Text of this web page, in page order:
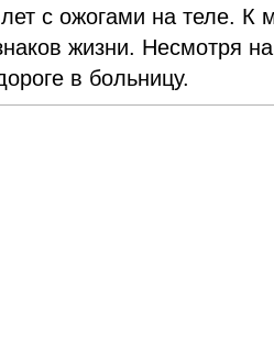
с ожогами на теле. К
жизни. Несмотря
в больницу.